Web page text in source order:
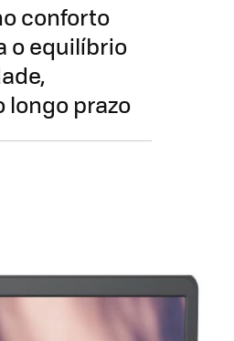
conforto
o equilíbrio
longo prazo